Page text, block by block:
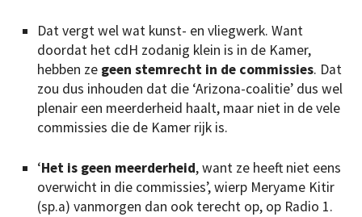
Dat vergt wel wat kunst- en vliegwerk. Want
doordat het cdH zodanig klein is in de Kamer,
hebben ze geen stemrecht in de commissies. Dat
zou dus inhouden dat die ‘Arizona-coalitie’ dus wel
plenair een meerderheid haalt, maar niet in de vele
commissies die de Kamer rijk is.
‘Het is geen meerderheid, want ze heeft niet eens
overwicht in die commissies’, wierp Meryame Kitir
(sp.a) vanmorgen dan ook terecht op, op Radio 1.